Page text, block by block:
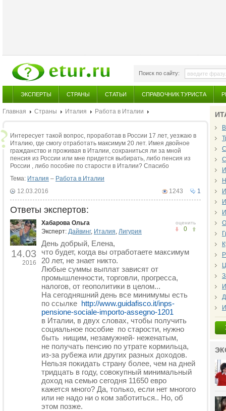
Поиск по сайту:
ЭКСПЕРТЫ СТРАНЫ СТАТЬИ СПРАВОЧНИК ТУРИСТА
Главная Страны Италия Работа в Италии
Интересует такой вопрос, проработав в России 17 лет, уезжаю в
Италию, где смогу отработать максимум 20 лет. Имея двойное
гражданство и проживая в Италии, сохраниться ли за мной
пенсия из России или мне придется выбирать, либо пенсия из
России , либо пособие по старости в Италии? Спасибо
Тема: Италия – Работа в Италии
1
1243
12.03.2016
Ответы экспертов:
14.03
2016
оценить
0
Хабарова Ольга
Эксперт: Дайвинг, Италия, Лигурия
День добрый, Елена,
что будет, когда вы отработаете максимум
20 лет, не знает никто.
Любые суммы выплат зависят от
промышленности, торговли, прогресса,
налогов, от геополитики в целом...
На сегодняшний день все минимумы есть
по ссылке http://www.guidafisco.it/inps-
pensione-sociale-importo-assegno-1201
в Италии, в двух словах, чтобы получить
социальное пособие по старости, нужно
быть нищим, незамужней- неженатым,
не получать пенсию по утрате кормильца,
из-за рубежа или других разных доходов.
Нельзя покидать страну более, чем на дней
тридцать в году, совокупный минимальный
доход на семью сегодня 11650 евро
кажется много? Да, только, если нет многого
или не надо ни о ком заботиться.. Но, об
этом позже.